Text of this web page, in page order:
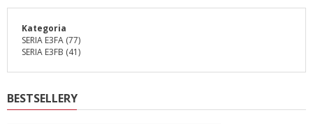
Kategoria
SERIA E3FA (77)
SERIA E3FB (41)
BESTSELLERY